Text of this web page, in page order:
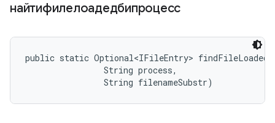
найтифилелоадедбипроцесс
public static Optional<IFileEntry>
                String process,
                String filenameSubstr)